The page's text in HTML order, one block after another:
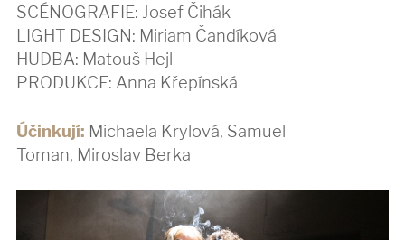
SCÉNOGRAFIE: Josef Čihák
LIGHT DESIGN: Miriam Čandíková
HUDBA: Matouš Hejl
PRODUKCE: Anna Křepínská
Účinkují: Michaela Krylová, Samuel
Toman, Miroslav Berka